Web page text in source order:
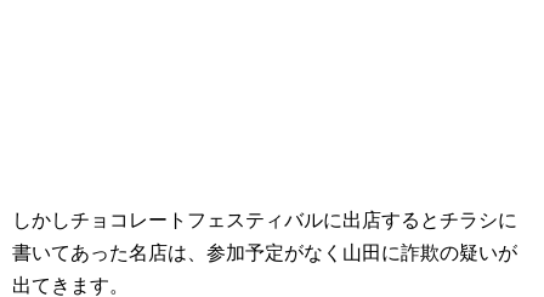
しかしチョコレートフェスティバルに出店するとチラシに
書いてあった名店は、参加予定がなく山田に詐欺の疑いが
出てきます。